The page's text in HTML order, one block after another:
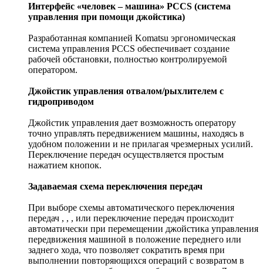
Интерфейс «человек – машина» PCCS (система
управления при помощи джойстика)
Разработанная компанией Komatsu эргономическая
система управления PCCS обеспечивает создание
рабочей обстановки, полностью контролируемой
оператором.
Джойстик управления отвалом/рыхлителем с
гидроприводом
Джойстик управления дает возможность оператору
точно управлять передвижением машины, находясь в
удобном положении и не прилагая чрезмерных усилий.
Переключение передач осуществляется простым
нажатием кнопок.
Задаваемая схема переключения передач
При выборе схемы автоматического переключения
передач , , , или переключение передач происходит
автоматически при перемещении джойстика управления
передвижения машиной в положение переднего или
заднего хода, что позволяет сократить время при
выполнении повторяющихся операций с возвратом в